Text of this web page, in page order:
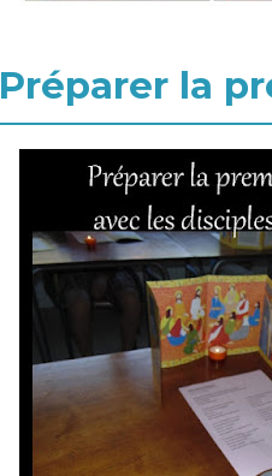
Préparer la